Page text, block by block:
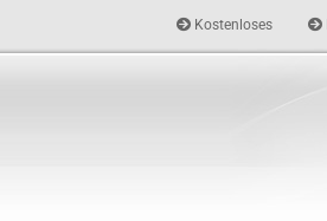
Kostenloses